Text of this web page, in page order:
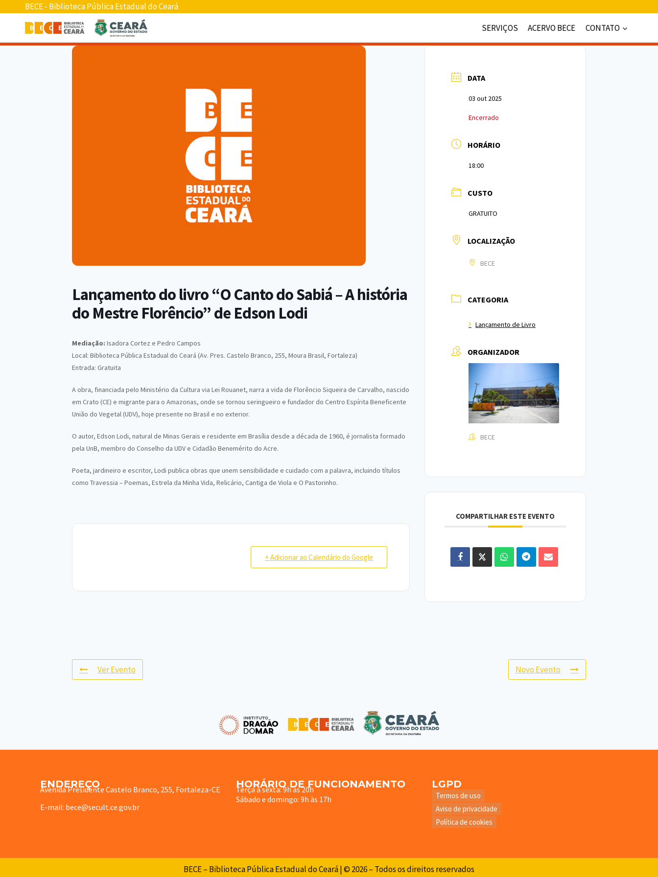
BECE - Biblioteca Pública Estadual do Ceará
SERVIÇOS
ACERVO BECE CONTATO
Lançamento do livro “O Canto do Sabiá – A história
do Mestre Florêncio” de Edson Lodi
Mediação: Isadora Cortez e Pedro Campos
Local: Biblioteca Pública Estadual do Ceará (Av. Pres. Castelo Branco, 255, Moura Brasil, Fortaleza)
Entrada: Gratuita
A obra, financiada pelo Ministério da Cultura via Lei Rouanet, narra a vida de Florêncio Siqueira de Carvalho, nascido
em Crato (CE) e migrante para o Amazonas, onde se tornou seringueiro e fundador do Centro Espírita Beneficente
União do Vegetal (UDV), hoje presente no Brasil e no exterior.
O autor, Edson Lodi, natural de Minas Gerais e residente em Brasília desde a década de 1960, é jornalista formado
pela UnB, membro do Conselho da UDV e Cidadão Benemérito do Acre.
Poeta, jardineiro e escritor, Lodi publica obras que unem sensibilidade e cuidado com a palavra, incluindo títulos
como Travessia – Poemas, Estrela da Minha Vida, Relicário, Cantiga de Viola e O Pastorinho.
+ Adicionar ao Calendário do Google
DATA
03 out 2025
Encerrado
HORÁRIO
18:00
CUSTO
GRATUITO
LOCALIZAÇÃO
BECE
CATEGORIA
Lançamento de Livro
ORGANIZADOR
BECE
COMPARTILHAR ESTE EVENTO
Ver Evento Novo Evento
ENDEREÇO
Avenida Presidente Castelo Branco, 255, Fortaleza-CE
E-mail: bece@secult.ce.gov.br
HORÁRIO DE FUNCIONAMENTO
Terça à sexta: 9h às 20h
Sábado e domingo: 9h às 17h
LGPD
Termos de uso
Aviso de privacidade
Política de cookies
BECE – Biblioteca Pública Estadual do Ceará | © 2026 – Todos os direitos reservados